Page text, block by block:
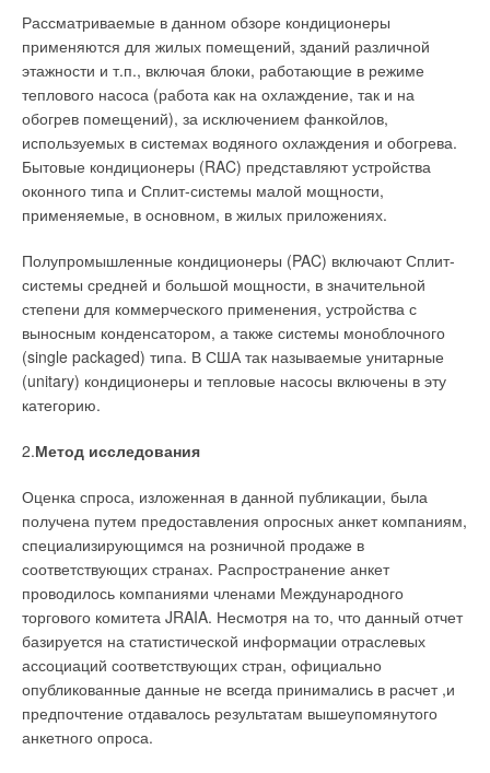
Рассматриваемые в данном обзоре кондиционеры
применяются для жилых помещений, зданий различной
этажности и т.п., включая блоки, работающие в режиме
теплового насоса (работа как на охлаждение, так и на
обогрев помещений), за исключением фанкойлов,
используемых в системах водяного охлаждения и обогрева.
Бытовые кондиционеры (RAC) представляют устройства
оконного типа и Сплит-системы малой мощности,
применяемые, в основном, в жилых приложениях.
Полупромышленные кондиционеры (PAC) включают Сплит-
системы средней и большой мощности, в значительной
степени для коммерческого применения, устройства с
выносным конденсатором, а также системы моноблочного
(single packaged) типа. В США так называемые унитарные
(unitary) кондиционеры и тепловые насосы включены в эту
категорию.
2.Метод исследования
Оценка спроса, изложенная в данной публикации, была
получена путем предоставления опросных анкет компаниям,
специализирующимся на розничной продаже в
соответствующих странах. Распространение анкет
проводилось компаниями членами Международного
торгового комитета JRAIA. Несмотря на то, что данный отчет
базируется на статистической информации отраслевых
ассоциаций соответствующих стран, официально
опубликованные данные не всегда принимались в расчет ,и
предпочтение отдавалось результатам вышеупомянутого
анкетного опроса.